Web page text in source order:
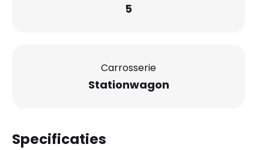
5
Carrosserie
Stationwagon
Specificaties